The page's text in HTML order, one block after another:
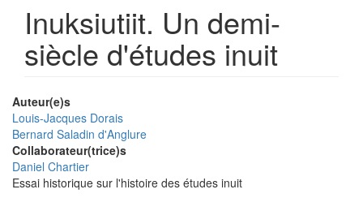
Inuksiutiit. Un demi-
siècle d'études inuit
Auteur(e)s
Louis-Jacques Dorais
Bernard Saladin d'Anglure
Collaborateur(trice)s
Daniel Chartier
Essai historique sur l'histoire des études inuit